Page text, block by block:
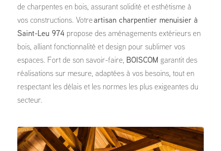
de charpentes en bois, assurant solidité et esthétisme à
vos constructions. Votre artisan charpentier menuisier à
Saint-Leu 974 propose des aménagements extérieurs en
bois, alliant fonctionnalité et design pour sublimer vos
espaces. Fort de son savoir-faire, BOISCOM garantit des
réalisations sur mesure, adaptées à vos besoins, tout en
respectant les délais et les normes les plus exigeantes du
secteur.